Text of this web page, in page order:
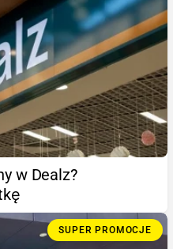
w Dealz?
SUPER PROMOCJE